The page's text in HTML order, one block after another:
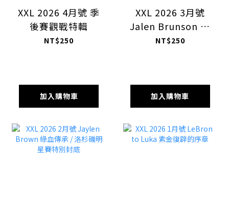
XXL 2026 4月號 季
後賽觀戰特輯
NT$250
加入購物車
XXL 2026 3月號
Jalen Brunson 紐
約之王
NT$250
加入購物車